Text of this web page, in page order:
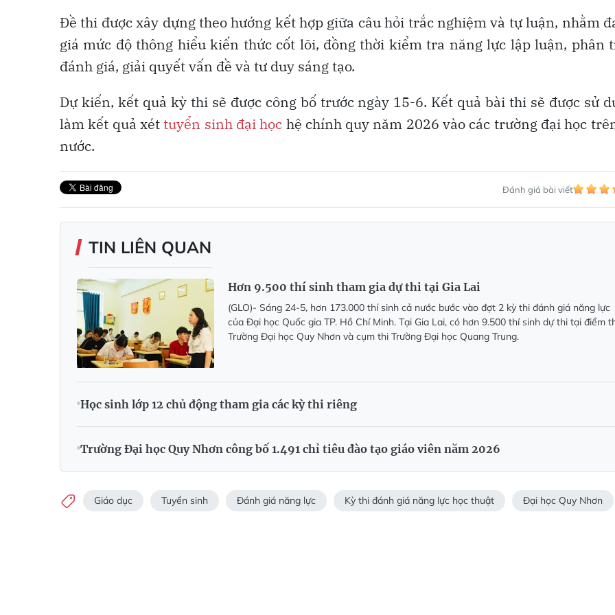
Đề thi được xây dựng theo hướng kết hợp giữa câu hỏi trắc nghiệm và tự luận, nhằm
giá mức độ thông hiểu kiến thức cốt lõi, đồng thời kiểm tra năng lực lập luận, phân
đánh giá, giải quyết vấn đề và tư duy sáng tạo.
Dự kiến, kết quả kỳ thi sẽ được công bố trước ngày 15-6. Kết quả bài thi sẽ được sử
làm kết quả xéttuyển sinh đại học hệ chính quy năm 2026 vào các trường đại học
nước.
Đánh giá bài viết
TIN LIÊN QUAN
Hơn 9.500 thí sinh tham gia dự thi tại Gia Lai
(GLO)- Sáng 24-5, hơn 173.000 thí sinh cả nước bước vào đợt 2 kỳ thi đánh giá năng lực
của Đại học Quốc gia TP. Hồ Chí Minh. Tại Gia Lai, có hơn 9.500 thí sinh dự thi tại điểm
Trường Đại học Quy Nhơn và cụm thi Trường Đại học Quang Trung.
Học sinh lớp 12 chủ động tham gia các kỳ thi riêng
Trường Đại học Quy Nhơn công bố 1.491 chỉ tiêu đào tạo giáo viên năm 2026
Giáo dục Tuyển sinh Đánh giá năng lực Kỳ thi đánh giá năng lực học thuật Đại học Quy Nhơn